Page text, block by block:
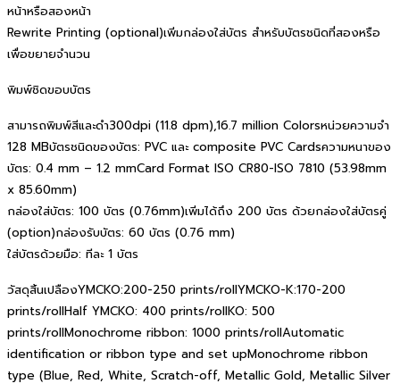
หน้าหรือสองหน้า
Rewrite Printing (optional)เพิ่มกล่องใส่บัตร สําหรับบัตรชนิดที่สองหรือ
เพื่อขยายจํานวน
พิมพ์ชิดขอบบัตร
สามารถพิมพ์สีและดํา300dpi (11.8 dpm),16.7 million Colorsหน่วยความจํา
128 MBบัตรชนิดของบัตร: PVC และ composite PVC Cardsความหนาของ
บัตร: 0.4 mm – 1.2 mmCard Format ISO CR80-ISO 7810 (53.98mm
x 85.60mm)
กล่องใส่บัตร: 100 บัตร (0.76mm)เพิ่มได้ถึง 200 บัตร ด้วยกล่องใส่บัตรคู่
(option)กล่องรับบัตร: 60 บัตร (0.76 mm)
ใส่บัตรด้วยมือ: ทีละ 1 บัตร
วัสดุสิ้นเปลืองYMCKO:200-250 prints/rollYMCKO-K:170-200
prints/rollHalf YMCKO: 400 prints/rollKO: 500
prints/rollMonochrome ribbon: 1000 prints/rollAutomatic
identification or ribbon type and set upMonochrome ribbon
type (Blue, Red, White, Scratch-off, Metallic Gold, Metallic Silver